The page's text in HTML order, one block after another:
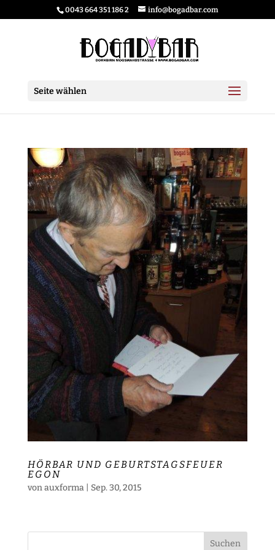
0043 664 351 186 2 info@bogadbar.com
Seite wählen
HÖRBAR UND GEBURTSTAGSFEUER
EGON
vonauxforma| Sep. 30, 2015